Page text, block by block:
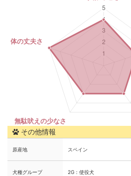
その他情報
原産地 スペイン
犬種グループ 2G：使役犬